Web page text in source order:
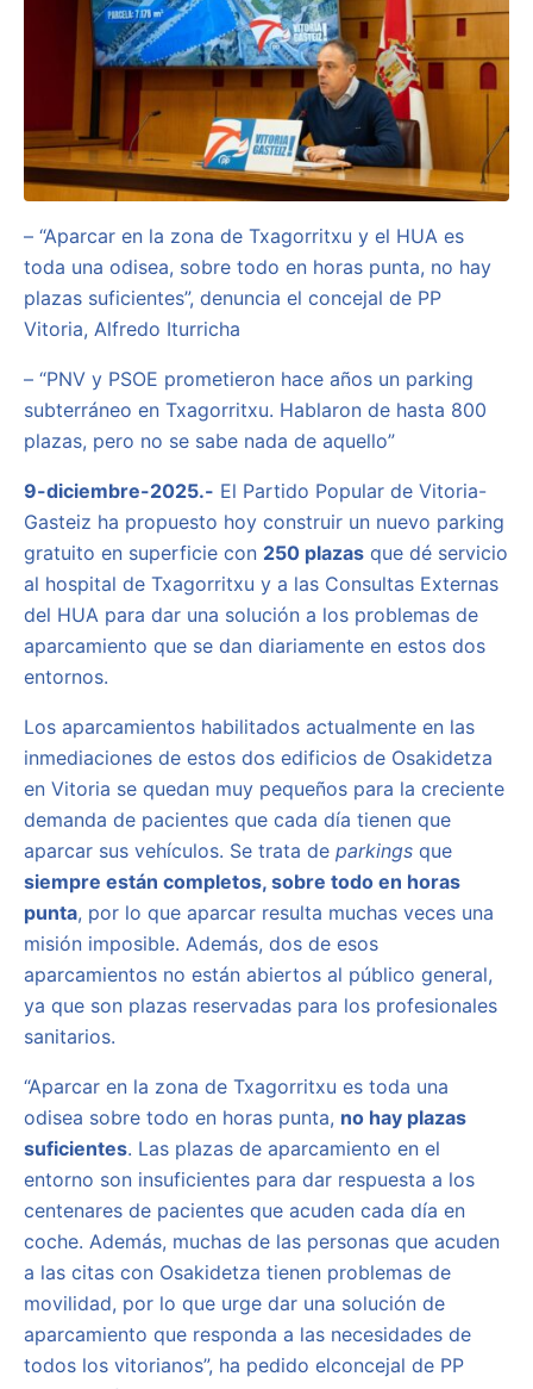
– “Aparcar en la zona de Txagorritxu y el HUA es
toda una odisea, sobre todo en horas punta, no hay
plazas suficientes”, denuncia el concejal de PP
Vitoria, Alfredo Iturricha
– “PNV y PSOE prometieron hace años un parking
subterráneo en Txagorritxu. Hablaron de hasta 800
plazas, pero no se sabe nada de aquello”
9-diciembre-2025.- El Partido Popular de Vitoria-
Gasteiz ha propuesto hoy construir un nuevo parking
gratuito en superficie con 250 plazas que dé servicio
al hospital de Txagorritxu y a las Consultas Externas
del HUA para dar una solución a los problemas de
aparcamiento que se dan diariamente en estos dos
entornos.
Los aparcamientos habilitados actualmente en las
inmediaciones de estos dos edificios de Osakidetza
en Vitoria se quedan muy pequeños para la creciente
demanda de pacientes que cada día tienen que
aparcar sus vehículos. Se trata de parkings que
siempre están completos, sobre todo en horas
punta, por lo que aparcar resulta muchas veces una
misión imposible. Además, dos de esos
aparcamientos no están abiertos al público general,
ya que son plazas reservadas para los profesionales
sanitarios.
“Aparcar en la zona de Txagorritxu es toda una
odisea sobre todo en horas punta, no hay plazas
suficientes. Las plazas de aparcamiento en el
entorno son insuficientes para dar respuesta a los
centenares de pacientes que acuden cada día en
coche. Además, muchas de las personas que acuden
a las citas con Osakidetza tienen problemas de
movilidad, por lo que urge dar una solución de
aparcamiento que responda a las necesidades de
todos los vitorianos”, ha pedido elconcejal de PP